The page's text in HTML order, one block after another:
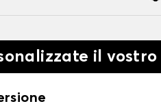
il vostro